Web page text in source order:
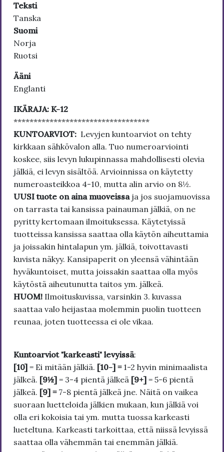
Teksti
Tanska
Suomi
Norja
Ruotsi
Ääni
Englanti
IKÄRAJA: K-12
**********************************
KUNTOARVIOT: Levyjen kuntoarviot on tehty
kirkkaan sähkövalon alla. Tuo numeroarviointi
koskee, siis levyn lukupinnassa mahdollisesti olevia
jälkiä, ei levyn sisältöä. Arvioinnissa on käytetty
numeroasteikkoa 4-10, mutta alin arvio on 8½.
UUSI tuote on aina muoveissa ja jos suojamuovissa
on tarrasta tai kansissa painauman jälkiä, on ne
pyritty kertomaan ilmoituksessa. Käytetyissä
tuotteissa kansissa saattaa olla käytön aiheuttamia
ja joissakin hintalapun ym. jälkiä, toivottavasti
kuvista näkyy. Kansipaperit on yleensä vähintään
hyväkuntoiset, mutta joissakin saattaa olla myös
käytöstä aiheutunutta taitos ym. jälkeä.
HUOM! Ilmoituskuvissa, varsinkin 3. kuvassa
saattaa valo heijastaa molemmin puolin tuotteen
reunaa, joten tuotteessa ei ole vikaa.
Kuntoarviot "karkeasti" levyissä:
[10] = Ei mitään jälkiä. [10-] = 1-2 hyvin minimaalista
jälkeä. [9½] = 3-4 pientä jälkeä [9+] = 5-6 pientä
jälkeä. [9] = 7-8 pientä jälkeä jne. Näitä on vaikea
suoraan luetteloida jälkien mukaan, kun jälkiä voi
olla eri kokoisia tai ym. mutta tuossa karkeasti
lueteltuna. Karkeasti tarkoittaa, että niissä levyissä
saattaa olla vähemmän tai enemmän jälkiä.